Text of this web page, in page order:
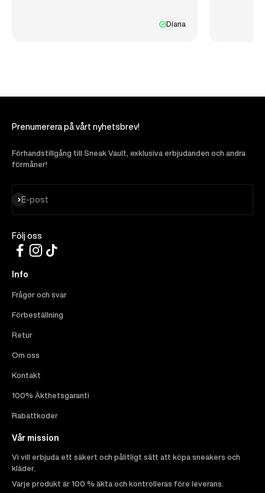
Diana
Prenumerera på vårt nyhetsbrev!
Förhandstillgång till Sneak Vault, exklusiva erbjudanden och andra
förmåner!
E-post
Prenumerera
Följ oss
Info
Frågor och svar
Förbeställning
Retur
Om oss
Kontakt
100% Äkthetsgaranti
Rabattkoder
Vår mission
Vi vill erbjuda ett säkert och pålitligt sätt att köpa sneakers och
kläder.
Varje produkt är 100 % äkta och kontrolleras före leverans.